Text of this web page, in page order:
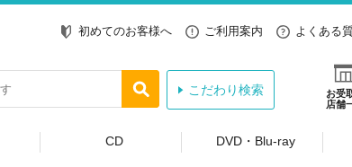
初めてのお客様へ ご利用案内 よくある
お受
店舗
こだわり検索
CD DVD・Blu-ray